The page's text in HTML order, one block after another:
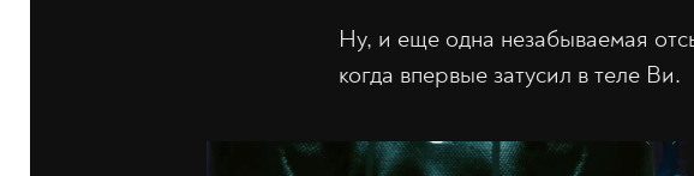
Ну, и еще одна незабываемая
когда впервые затусил в теле Ви.